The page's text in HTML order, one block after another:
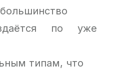
по уже
типам, что